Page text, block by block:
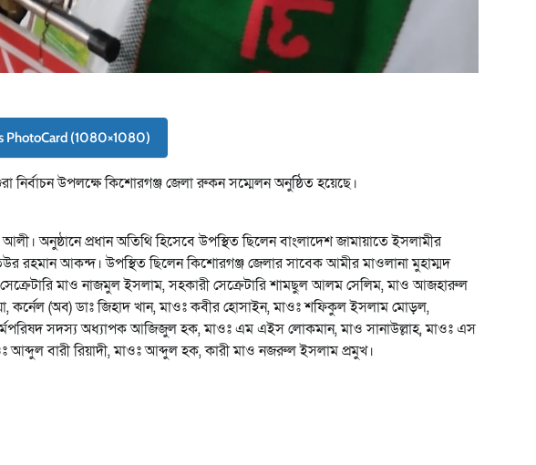
PhotoCard (1080×1080)
নির্বাচন উপলক্ষে কিশোরগঞ্জ জেলা রুকন সম্মেলন অনুষ্ঠিত হয়েছে।
অনুষ্ঠানে প্রধান অতিথি হিসেবে উপস্থিত ছিলেন বাংলাদেশ জামায়াতে ইসলামীর
রহমান আকন্দ। উপস্থিত ছিলেন কিশোরগঞ্জ জেলার সাবেক আমীর মাওলানা মুহাম্মদ
মাও নাজমুল ইসলাম, সহকারী সেক্রেটারি শামছুল আলম সেলিম, মাও আজহারুল
কর্নেল (অব) ডাঃ জিহাদ খান, মাওঃ কবীর হোসাইন, মাওঃ শফিকুল ইসলাম মোড়ল,
সদস্য অধ্যাপক আজিজুল হক, মাওঃ এম এইস লোকমান, মাও সানাউল্লাহ, মাওঃ এস
বারী রিয়াদী, মাওঃ আব্দুল হক, কারী মাও নজরুল ইসলাম প্রমুখ।